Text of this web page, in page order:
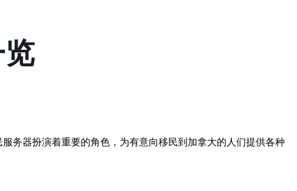
务器扮演着重要的角色，为有意向移民到加拿大的人们提供各种